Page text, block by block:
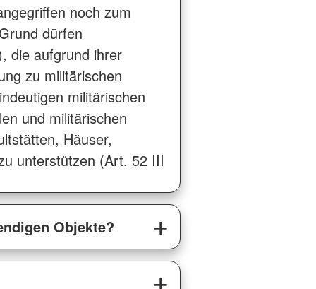
noch zum
dürfen
die aufgrund ihrer
zu militärischen
militärischen
und militärischen
Häuser,
unterstützen (Art. 52 III
Objekte?